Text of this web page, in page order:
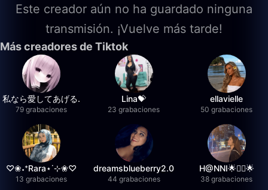
Este creador aún no ha guardado ninguna
transmisión. ¡Vuelve más tarde!
Más creadores de Tiktok
私なら愛してあげる.
79 grabaciones
Lina💝
23 grabaciones
ellavielle
50 grabaciones
♡❀˖⁺Rara⋆˙⊹❀♡
13 grabaciones
dreamsblueberry2.0
44 grabaciones
H@NNI🌟❤️‍🔥🌟
38 grabaciones